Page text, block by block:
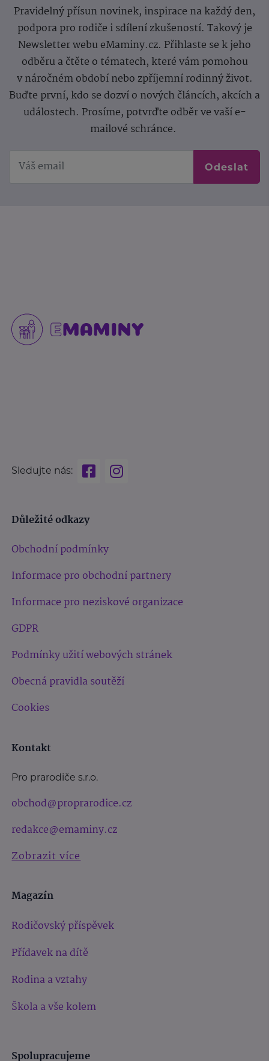
Pravidelný přísun novinek, inspirace na každý den,
podpora pro rodiče i sdílení zkušeností. Takový je
Newsletter webu eMaminy.cz. Přihlaste se k jeho
odběru a čtěte o tématech, které vám pomohou
v náročném období nebo zpříjemní rodinný život.
Buďte první, kdo se dozví o nových článcích, akcích a
událostech. Prosíme, potvrďte odběr ve vaší e-
mailové schránce.
Odeslat
Sledujte nás:
Důležité odkazy
Obchodní podmínky
Informace pro obchodní partnery
Informace pro neziskové organizace
GDPR
Podmínky užití webových stránek
Obecná pravidla soutěží
Cookies
Kontakt
Pro prarodiče s.r.o.
obchod@proprarodice.cz
redakce@emaminy.cz
Zobrazit více
Magazín
Rodičovský příspěvek
Přídavek na dítě
Rodina a vztahy
Škola a vše kolem
Spolupracujeme